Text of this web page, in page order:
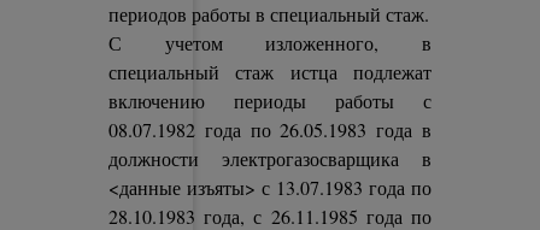
периодов работы в специальный стаж.
С учетом изложенного, в
специальный стаж истца подлежат
включению периоды работы с
08.07.1982 года по 26.05.1983 года в
должности электрогазосварщика в
<данные изъяты> с 13.07.1983 года по
28.10.1983 года, с 26.11.1985 года по